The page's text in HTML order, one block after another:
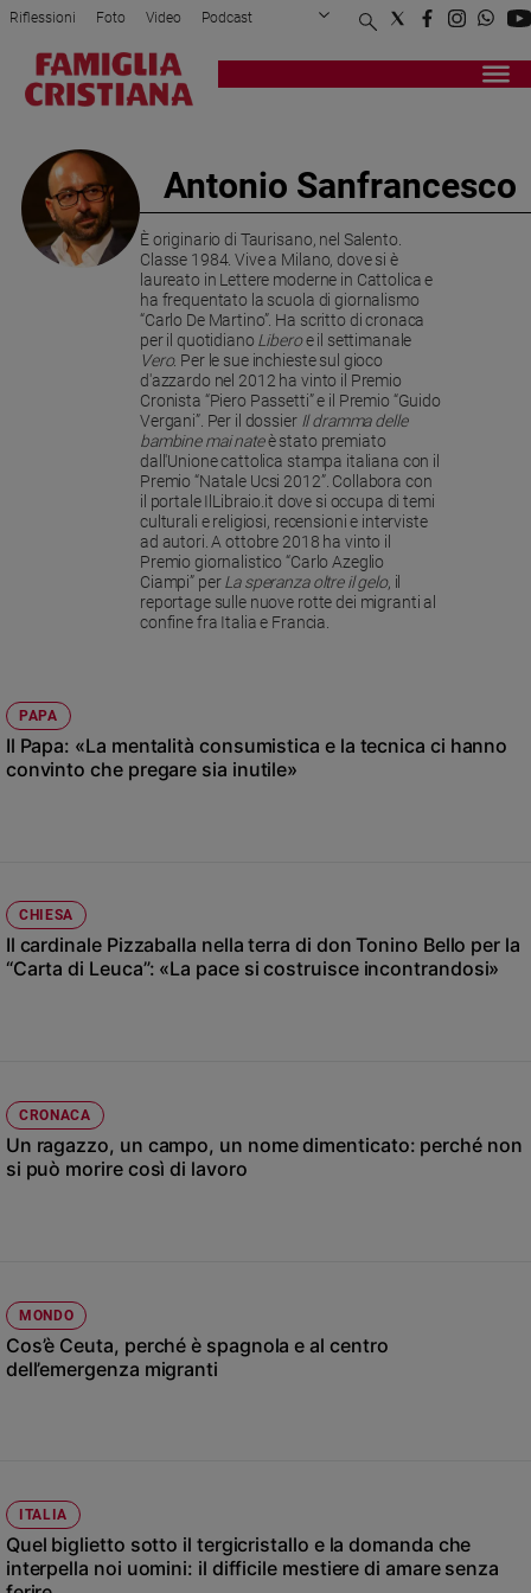
Attualità
Cronaca
Politica
Mondo
Economia
Santi
Devozione
del
giorno
e
Creato
Volontariato
Caso
della
settimana
Migranti
Cultura
e
spettacoli
Riflessioni Foto Video Podcast
Privacy Policy Chi siamo
Registrati Redazione
Antonio Sanfrancesco
È originario di Taurisano, nel Salento.
Classe 1984. Vive a Milano, dove si è
laureato in Lettere moderne in Cattolica e
ha frequentato la scuola di giornalismo
“Carlo De Martino”. Ha scritto di cronaca
per il quotidiano Liberoe il settimanale
Vero. Per le sue inchieste sul gioco
d'azzardo nel 2012 ha vinto il Premio
Cronista “Piero Passetti” e il Premio “Guido
Vergani”. Per il dossier Il dramma delle
bambine mai nateè stato premiato
dall'Unione cattolica stampa italiana con il
Premio “Natale Ucsi 2012”. Collabora con
il portale IlLibraio.it dove si occupa di temi
culturali e religiosi, recensioni e interviste
ad autori. A ottobre 2018 ha vinto il
Premio giornalistico “Carlo Azeglio
Ciampi” perLa speranza oltre il gelo, il
reportage sulle nuove rotte dei migranti al
confine fra Italia e Francia.
PAPA
Il Papa: «La mentalità consumistica e la tecnica ci hanno
convinto che pregare sia inutile»
CHIESA
Il cardinale Pizzaballa nella terra di don Tonino Bello per la
“Carta di Leuca”: «La pace si costruisce incontrandosi»
CRONACA
Un ragazzo, un campo, un nome dimenticato: perché non
si può morire così di lavoro
MONDO
Cos’è Ceuta, perché è spagnola e al centro
dell’emergenza migranti
ITALIA
Quel biglietto sotto il tergicristallo e la domanda che
interpella noi uomini: il difficile mestiere di amare senza